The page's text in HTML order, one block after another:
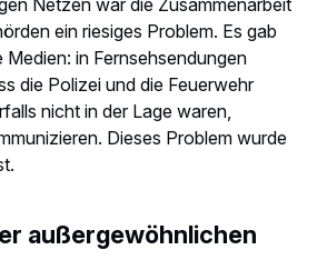
Netzen war die Zusammenarbeit
ein riesiges Problem. Es gab
Medien: in Fernsehsendungen
die Polizei und die Feuerwehr
nicht in der Lage waren,
Dieses Problem wurde
außergewöhnlichen